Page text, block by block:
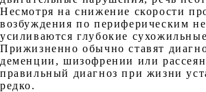
Несмотря на снижение скорости
возбуждения по периферическим
усиливаются глубокие
Прижизненно обычно ставят
деменции, шизофрении или
правильный диагноз при жизни
редко.